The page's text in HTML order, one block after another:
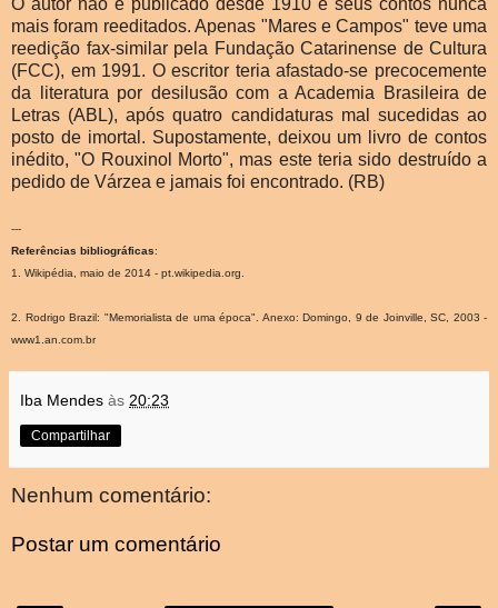
O autor não é publicado desde 1910 e seus contos nunca
mais foram reeditados. Apenas "Mares e Campos" teve uma
reedição fax-similar pela Fundação Catarinense de Cultura
(FCC), em 1991. O escritor teria afastado-se precocemente
da literatura por desilusão com a Academia Brasileira de
Letras (ABL), após quatro candidaturas mal sucedidas ao
posto de imortal. Supostamente, deixou um livro de contos
inédito, "O Rouxinol Morto", mas este teria sido destruído a
pedido de Várzea e jamais foi encontrado. (RB)
---
Referências bibliográficas:
1. Wikipédia, maio de 2014 - pt.wikipedia.org.
2. Rodrigo Brazil: "Memorialista de uma época". Anexo: Domingo, 9 de Joinville, SC, 2003 -
www1.an.com.br
Iba Mendes às 20:23
Compartilhar
Nenhum comentário:
Postar um comentário